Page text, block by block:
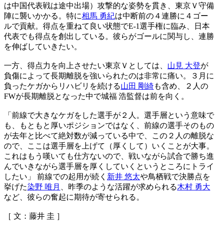
は中国代表戦は途中出場）攻撃的な姿勢を貫き、東京Ｖ守備
陣に襲いかかる。特に相馬 勇紀は中断前の４連勝に４ゴー
ルで貢献。得点を重ねて良い状態でE-1選手権に臨み、日本
代表でも得点を創出している。彼らがゴールに関与し、連勝
を伸ばしていきたい。
一方、得点力を向上させたい東京Ｖとしては、 山見 大登が
負傷によって長期離脱を強いられたのは非常に痛い。３月に
負ったケガからリハビリを続ける山田 剛綺も含め、２人の
FWが長期離脱となった中で城福 浩監督は前を向く。
「前線で大きなケガをした選手が２人。選手層という意味で
も、もともと厚いポジションではなく、前線の選手そのもの
が去年と比べて絶対数が減っている中で、この２人の離脱な
ので、ここは選手層を上げて（厚くして）いくことが大事。
これはもう嘆いても仕方ないので、戦いながら試合で勝ち進
んでいきながら選手層を厚くしていくというところにトライ
したい」 前線での起用が続く 新井 悠太や鳥栖戦で決勝点を
挙げた染野 唯月 、昨季のような活躍が求められる木村 勇大
など、彼らの奮起に期待が寄せられる。
［ 文：藤井 圭 ］